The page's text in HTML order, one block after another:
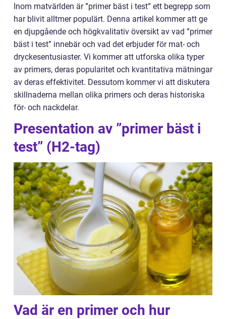
Inom matvärlden är ”primer bäst i test” ett begrepp som
har blivit alltmer populärt. Denna artikel kommer att ge
en djupgående och högkvalitativ översikt av vad ”primer
bäst i test” innebär och vad det erbjuder för mat- och
dryckesentusiaster. Vi kommer att utforska olika typer
av primers, deras popularitet och kvantitativa mätningar
av deras effektivitet. Dessutom kommer vi att diskutera
skillnaderna mellan olika primers och deras historiska
för- och nackdelar.
Presentation av ”primer bäst i
test” (H2-tag)
Vad är en primer och hur